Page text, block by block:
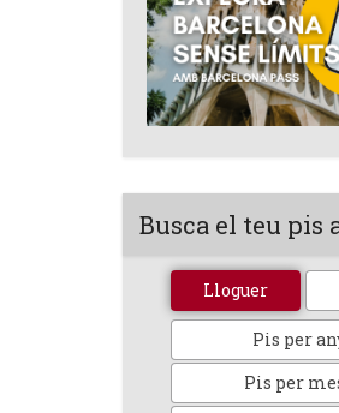
Busca el teu pis
Lloguer
Pis per
Pis per